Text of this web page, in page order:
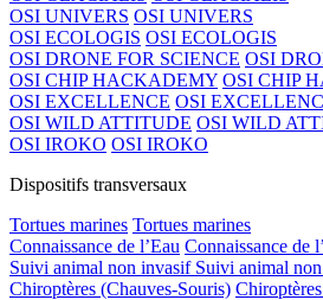
OSI UNIVERS OSI UNIVERS
OSI ECOLOGIS OSI ECOLOGIS
OSI DRONE FOR SCIENCE OSI
OSI CHIP HACKADEMY OSI CHIP
OSI EXCELLENCE OSI
OSI WILD ATTITUDE OSI WILD
OSI IROKO OSI IROKO
Dispositifs transversaux
Tortues marines Tortues marines
Connaissance de l’Eau Connaissance de
Suivi animal non invasif Suivi animal
Chiroptères (Chauves-Souris)